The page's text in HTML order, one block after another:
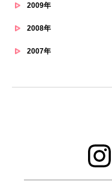
2009年
2008年
2007年